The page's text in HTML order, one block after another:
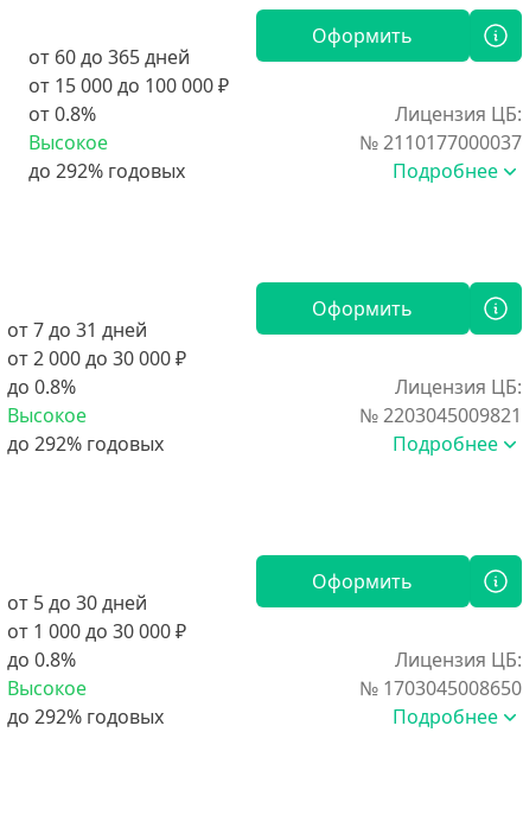
от 60 до 365 дней
от 15 000 до 100 000 ₽
от 0.8%
Высокое
Оформить
Лицензия ЦБ:
№ 2110177000037
Подробнее
от 7 до 31 дней
от 2 000 до 30 000 ₽
до 0.8%
Высокое
Оформить
Лицензия ЦБ:
№ 2203045009821
Подробнее
от 5 до 30 дней
от 1 000 до 30 000 ₽
до 0.8%
Высокое
Оформить
Лицензия ЦБ:
№ 1703045008650
Подробнее